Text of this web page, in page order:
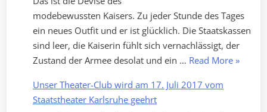
modebewussten Kaisers. Zu jeder Stunde des Tages
ein neues Outfit und er ist glücklich. Die Staatskassen
sind leer, die Kaiserin fühlt sich vernachlässigt, der
Zustand der Armee desolat und ein … Read More »
Unser Theater-Club wird am 17. Juli 2017 vom
Staatstheater Karlsruhe geehrt